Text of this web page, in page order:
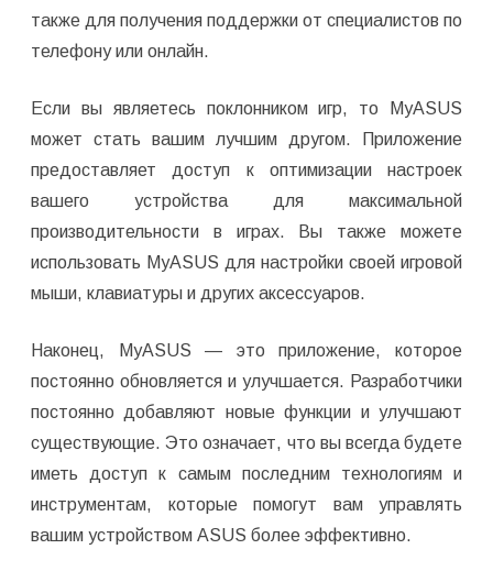
также для получения поддержки от специалистов по
телефону или онлайн.
Если вы являетесь поклонником игр, то MyASUS
может стать вашим лучшим другом. Приложение
предоставляет доступ к оптимизации настроек
вашего устройства для максимальной
производительности в играх. Вы также можете
использовать MyASUS для настройки своей игровой
мыши, клавиатуры и других аксессуаров.
Наконец, MyASUS — это приложение, которое
постоянно обновляется и улучшается. Разработчики
постоянно добавляют новые функции и улучшают
существующие. Это означает, что вы всегда будете
иметь доступ к самым последним технологиям и
инструментам, которые помогут вам управлять
вашим устройством ASUS более эффективно.